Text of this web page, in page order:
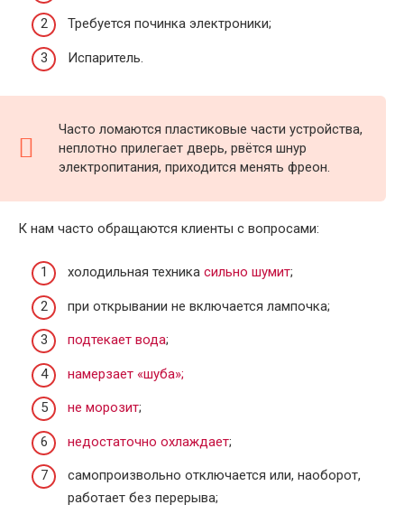
Требуется починка электроники;
Испаритель.
Часто ломаются пластиковые части устройства,
неплотно прилегает дверь, рвётся шнур
электропитания, приходится менять фреон.
К нам часто обращаются клиенты с вопросами:
холодильная техника сильно шумит;
при открывании не включается лампочка;
подтекает вода;
намерзает «шуба»;
не морозит;
недостаточно охлаждает;
самопроизвольно отключается или, наоборот,
работает без перерыва;